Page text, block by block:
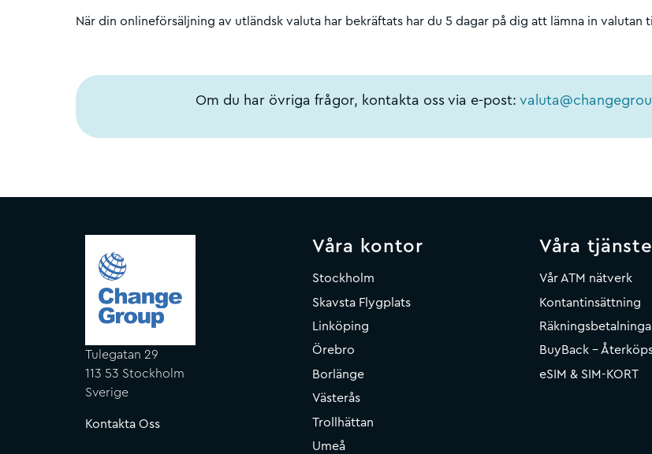
När din onlineförsäljning av utländsk valuta har bekräftats har du 5 dagar på dig att lämna in valutan
Om du har övriga frågor, kontakta oss via e-post:
Tulegatan 29
113 53 Stockholm
Sverige
Kontakta Oss
Våra kontor
Stockholm
Skavsta Flygplats
Linköping
Örebro
Borlänge
Västerås
Trollhättan
Umeå
Våra
Vår ATM nätverk
Kontantinsättning
BuyBack -
eSIM & SIM-KORT